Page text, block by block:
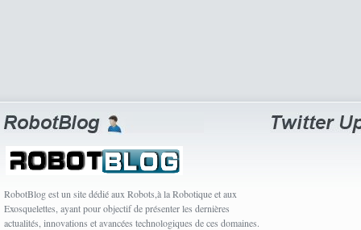
RobotBlog est un site dédié aux Robots,à la Robotique et aux
Exosquelettes, ayant pour objectif de présenter les dernières
actualités, innovations et avancées technologiques de ces domaines.